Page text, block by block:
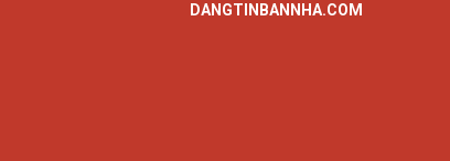
DANGTINBANNHA.COM